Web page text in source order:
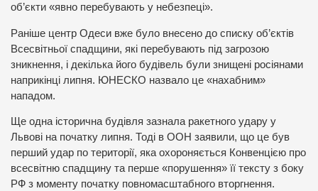
об’єкти «явно перебувають у небезпеці».
Раніше центр Одеси вже було внесено до списку об’єктів
Всесвітньої спадщини, які перебувають під загрозою
зникнення, і декілька його будівель були знищені росіянами
наприкінці липня. ЮНЕСКО назвало це «нахабним»
нападом.
Ще одна історична будівля зазнала ракетного удару у
Львові на початку липня. Тоді в ООН заявили, що це був
перший удар по території, яка охороняється Конвенцією про
всесвітню спадщину та перше «порушення» її тексту з боку
РФ з моменту початку повномасштабного вторгнення.